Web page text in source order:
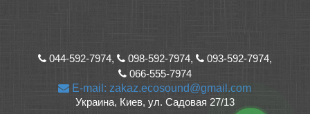
044-592-7974, 098-592-7974,
093-592-7974,
066-555-7974
E-mail: zakaz.ecosound@gmail.com
Украина, Киев, ул. Садовая 27/13